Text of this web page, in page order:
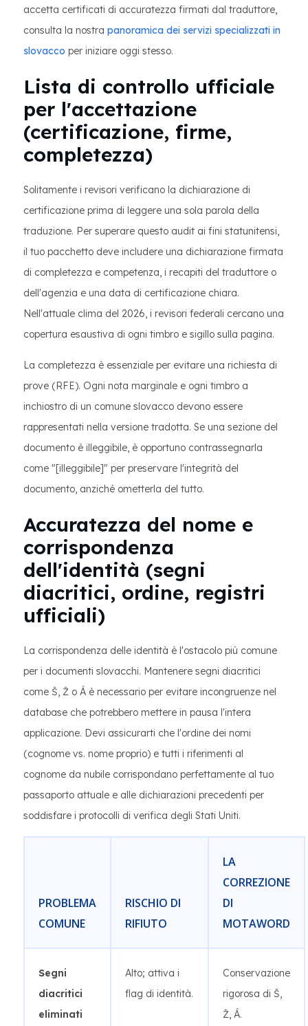
accetta certificati di accuratezza firmati dal traduttore,
consulta la nostra panoramica dei servizi specializzati in
slovacco per iniziare oggi stesso.
Lista di controllo ufficiale
per l'accettazione
(certificazione, firme,
completezza)
Solitamente i revisori verificano la dichiarazione di
certificazione prima di leggere una sola parola della
traduzione. Per superare questo audit ai fini statunitensi,
il tuo pacchetto deve includere una dichiarazione firmata
di completezza e competenza, i recapiti del traduttore o
dell'agenzia e una data di certificazione chiara.
Nell'attuale clima del 2026, i revisori federali cercano una
copertura esaustiva di ogni timbro e sigillo sulla pagina.
La completezza è essenziale per evitare una richiesta di
prove (RFE). Ogni nota marginale e ogni timbro a
inchiostro di un comune slovacco devono essere
rappresentati nella versione tradotta. Se una sezione del
documento è illeggibile, è opportuno contrassegnarla
come "[illeggibile]" per preservare l'integrità del
documento, anziché ometterla del tutto.
Accuratezza del nome e
corrispondenza
dell'identità (segni
diacritici, ordine, registri
ufficiali)
La corrispondenza delle identità è l'ostacolo più comune
per i documenti slovacchi. Mantenere segni diacritici
come Š, Ž o Á è necessario per evitare incongruenze nel
database che potrebbero mettere in pausa l'intera
applicazione. Devi assicurarti che l'ordine dei nomi
(cognome vs. nome proprio) e tutti i riferimenti al
cognome da nubile corrispondano perfettamente al tuo
passaporto attuale e alle dichiarazioni precedenti per
soddisfare i protocolli di verifica degli Stati Uniti.
PROBLEMA
COMUNE
RISCHIO DI
RIFIUTO
LA
CORREZIONE
DI
MOTAWORD
Segni
diacritici
eliminati
Alto; attiva i
flag di identità.
Conservazione
rigorosa di Š,
Ž, Á.